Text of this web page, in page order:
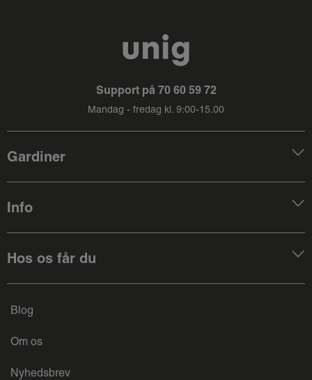
Support på 70 60 59 72
Mandag - fredag kl. 9:00-15.00
Gardiner
Info
Hos os får du
Blog
Om os
Nyhedsbrev